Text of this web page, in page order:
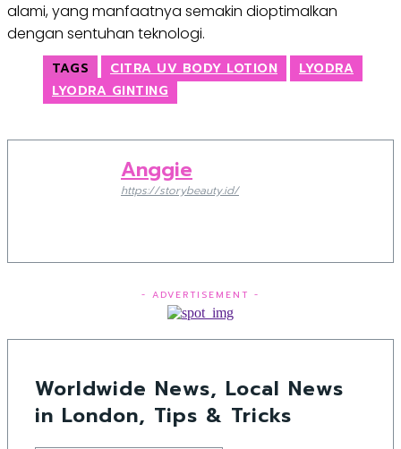
alami, yang manfaatnya semakin dioptimalkan
dengan sentuhan teknologi.
TAGS CITRA UV BODY LOTION
LYODRA
LYODRA GINTING
Anggie
https://storybeauty.id/
- ADVERTISEMENT -
Worldwide News, Local News
in London, Tips & Tricks